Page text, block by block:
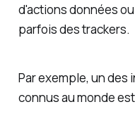
d'actions données
parfois des trackers.
Par exemple, un des
connus au monde